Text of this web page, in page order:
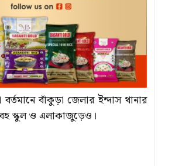
বাঁকুড়া জেলার ইন্দাস থানার
স্কুল ও এলাকাজুড়েও।